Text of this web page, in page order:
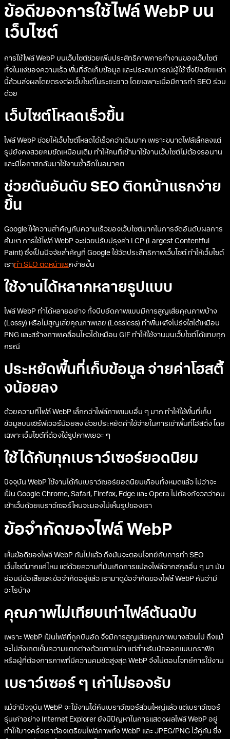
ข้อดีของการใช้ไฟล์ WebP บน
เว็บไซต์
การใช้ไฟล์ WebP บนเว็บไซต์ช่วยเพิ่มประสิทธิภาพการทำงานของเว็บไซต์
ทั้งในแง่ของความเร็ว พื้นที่จัดเก็บข้อมูล และประสบการณ์ผู้ใช้ ซึ่งปัจจัยเหล่า
นี้ล้วนส่งผลโดยตรงต่อเว็บไซต์ในระยะยาว โดยเฉพาะเมื่อมีการทำ SEO ร่วม
ด้วย
เว็บไซต์โหลดเร็วขึ้น
ไฟล์ WebP ช่วยให้เว็บไซต์โหลดได้เร็วกว่าเดิมมาก เพราะขนาดไฟล์เล็กลงแต่
รูปยังคงสวยคมชัดเหมือนเดิม ทำให้คนที่เข้ามาใช้งานเว็บไซต์ไม่ต้องรอนาน
และมีโอกาสกลับมาใช้งานซ้ำอีกในอนาคต
ช่วยดันอันดับ SEO ติดหน้าแรกง่าย
ขึ้น
Google ให้ความสำคัญกับความเร็วของเว็บไซต์มากในการจัดอันดับผลการ
ค้นหา การใช้ไฟล์ WebP จะช่วยปรับปรุงค่า LCP (Largest Contentful
Paint) ซึ่งเป็นปัจจัยสำคัญที่ Google ใช้วัดประสิทธิภาพเว็บไซต์ ทำให้เว็บไซต์
เราทำ SEO ติดหน้าแรกง่ายขึ้น
ใช้งานได้หลากหลายรูปแบบ
ไฟล์ WebP ทำได้หลายอย่าง ทั้งบีบอัดภาพแบบมีการสูญเสียคุณภาพบ้าง
(Lossy) หรือไม่สูญเสียคุณภาพเลย (Lossless) ทำพื้นหลังโปร่งใสได้เหมือน
PNG และสร้างภาพเคลื่อนไหวได้เหมือน GIF ทำให้ใช้งานบนเว็บไซต์ได้แทบทุก
กรณี
ประหยัดพื้นที่เก็บข้อมูล จ่ายค่าโฮสติ้
งน้อยลง
ด้วยความที่ไฟล์ WebP เล็กกว่าไฟล์ภาพแบบอื่น ๆ มาก ทำให้ใช้พื้นที่เก็บ
ข้อมูลบนเซิร์ฟเวอร์น้อยลง ช่วยประหยัดค่าใช้จ่ายในการเช่าพื้นที่โฮสติ้ง โดย
เฉพาะเว็บไซต์ที่ต้องใช้รูปภาพเยอะ ๆ
ใช้ได้กับทุกเบราว์เซอร์ยอดนิยม
ปัจจุบัน WebP ใช้งานได้กับเบราว์เซอร์ยอดนิยมเกือบทั้งหมดแล้ว ไม่ว่าจะ
เป็น Google Chrome, Safari, Firefox, Edge และ Opera ไม่ต้องกังวลว่าคน
เข้าเว็บด้วยเบราว์เซอร์ไหนจะมองไม่เห็นรูปของเรา
ข้อจำกัดของไฟล์ WebP
เห็นข้อดีของไฟล์ WebP กันไปแล้ว ถึงมันจะตอบโจทย์กับการทำ SEO
เว็บไซต์มากแค่ไหน แต่ด้วยความที่มันเกิดการแปลงไฟล์จากสกุลอื่น ๆ มา มัน
ย่อมมีข้อเสียและข้อจำกัดอยู่แล้ว เรามาดูข้อจำกัดของไฟล์ WebP กันว่ามี
อะไรบ้าง
คุณภาพไม่เทียบเท่าไฟล์ต้นฉบับ
เพราะ WebP เป็นไฟล์ที่ถูกบีบอัด จึงมีการสูญเสียคุณภาพบางส่วนไป ถึงแม้
จะไม่สังเกตเห็นความแตกต่างด้วยตาเปล่า แต่สำหรับนักออกแบบกราฟิก
หรือผู้ที่ต้องการภาพที่มีความคมชัดสูงสุด WebP จึงไม่ตอบโจทย์การใช้งาน
เบราว์เซอร์ ๆ เก่าไม่รองรับ
แม้ว่าปัจจุบัน WebP จะใช้งานได้กับเบราว์เซอร์ส่วนใหญ่แล้ว แต่เบราว์เซอร์
รุ่นเก่าอย่าง Internet Explorer ยังมีปัญหาในการแสดงผลไฟล์ WebP อยู่
ทำให้บางครั้งเราต้องเตรียมไฟล์ภาพทั้ง WebP และ JPEG/PNG ไว้คู่กัน ซึ่ง